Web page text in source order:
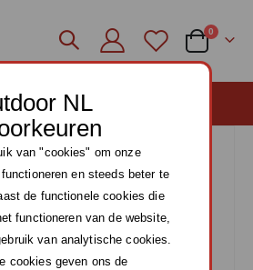
NL
van "cookies" om onze
en steeds beter te
de functionele cookies die
functioneren van de website,
van analytische cookies.
cookies geven ons de
Cart
0
DATA MICROUSB